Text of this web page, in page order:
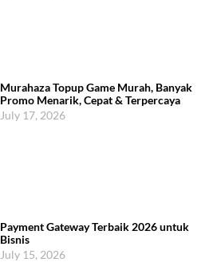
Murahaza Topup Game Murah, Banyak
Promo Menarik, Cepat & Terpercaya
July 17, 2026
Payment Gateway Terbaik 2026 untuk
Bisnis
July 15, 2026